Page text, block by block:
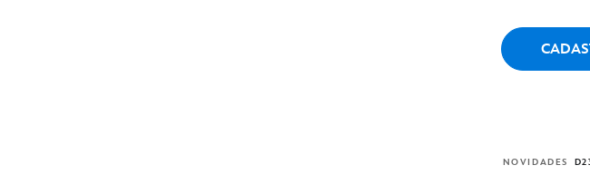
NOVIDADES